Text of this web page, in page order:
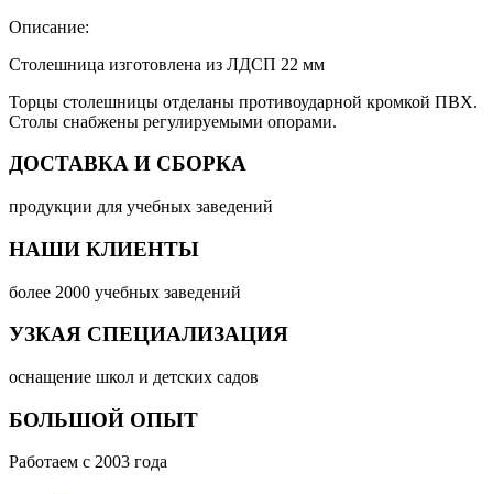
Описание:
Столешница изготовлена из ЛДСП 22 мм
Торцы столешницы отделаны противоударной кромкой ПВХ.
Столы снабжены регулируемыми опорами.
ДОСТАВКА И СБОРКА
продукции для учебных заведений
НАШИ КЛИЕНТЫ
более 2000 учебных заведений
УЗКАЯ СПЕЦИАЛИЗАЦИЯ
оснащение школ и детских садов
БОЛЬШОЙ ОПЫТ
Работаем с 2003 года